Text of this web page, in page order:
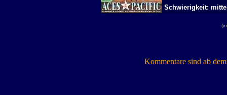
Schwierigkeit:
Kommentare sind ab